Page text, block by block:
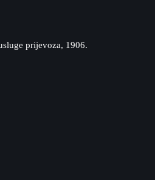
prijevoza, 1906.